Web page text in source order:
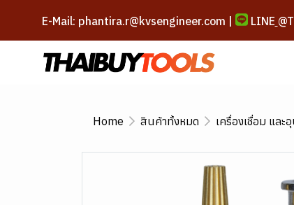
E-Mail: phantira.r@kvsengineer.com | LINE
Home สินค้าทั้งหมด เครื่องเชื่อม และ